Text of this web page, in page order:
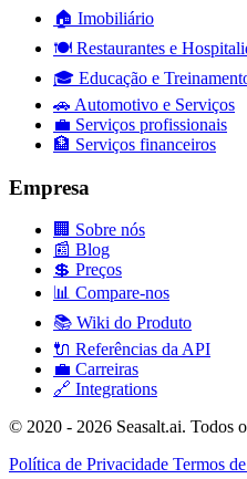
🏠 Imobiliário
🍽️ Restaurantes e
🎓 Educação e
🚗 Automotivo e Serviços
💼 Serviços profissionais
🏦 Serviços financeiros
Empresa
🏢 Sobre nós
📰 Blog
💲 Preços
📊 Compare-nos
📚 Wiki do Produto
🔌 Referências da API
💼 Carreiras
🔗 Integrations
© 2020 - 2026 Seasalt.ai. Todos
Política de Privacidade Termos